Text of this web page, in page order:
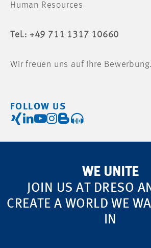
Human Resources
Tel.: +49 711 1317 10660
Wir freuen uns auf Ihre Bewerbung.
FOLLOW US
WE UNITE
JOIN US AT DRESO
CREATE A WORLD WE
IN